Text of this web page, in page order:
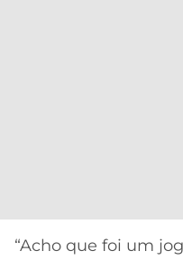
“Acho que foi um